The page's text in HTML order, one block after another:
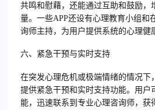
共鸣和慰藉，还能通过互助和鼓励，
量。一些APP还设有心理教育小组和
询师主持，为用户提供系统的心理健
六、紧急干预与实时支持
在突发心理危机或极端情绪的情况下
提供紧急干预和实时支持功能。用户
能，迅速联系到专业心理咨询师，获